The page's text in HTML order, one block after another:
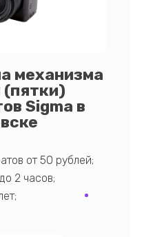
механизма
(пятки)
Sigma в
от 50 рублей;
2 часов;